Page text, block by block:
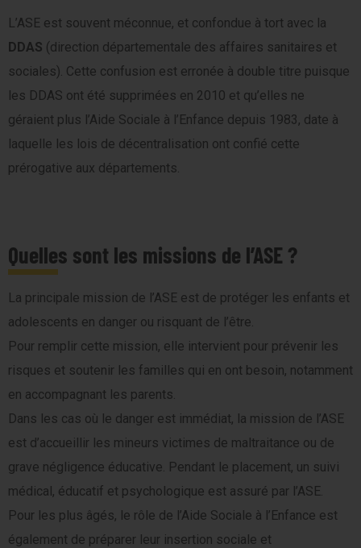
L’ASE est souvent méconnue, et confondue à tort avec la
DDAS (direction départementale des affaires sanitaires et
sociales). Cette confusion est erronée à double titre puisque
les DDAS ont été supprimées en 2010 et qu’elles ne
géraient plus l’Aide Sociale à l’Enfance depuis 1983, date à
laquelle les lois de décentralisation ont confié cette
prérogative aux départements.
Quelles sont les missions de l’ASE ?
La principale mission de l’ASE est de protéger les enfants et
adolescents en danger ou risquant de l’être.
Pour remplir cette mission, elle intervient pour prévenir les
risques et soutenir les familles qui en ont besoin, notamment
en accompagnant les parents.
Dans les cas où le danger est immédiat, la mission de l’ASE
est d’accueillir les mineurs victimes de maltraitance ou de
grave négligence éducative. Pendant le placement, un suivi
médical, éducatif et psychologique est assuré par l’ASE.
Pour les plus âgés, le rôle de l’Aide Sociale à l’Enfance est
également de préparer leur insertion sociale et